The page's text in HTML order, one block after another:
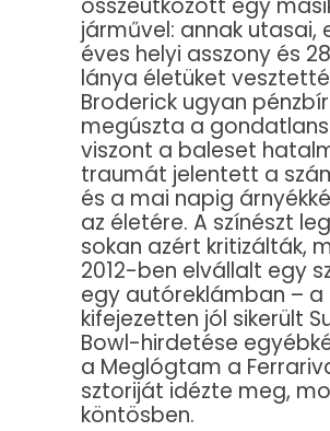
járművel: annak utasai,
éves helyi asszony és
lánya életüket
Broderick ugyan
megúszta a
viszont a baleset
traumát jelentett a
és a mai napig
az életére. A színészt
sokan azért kritizálták,
2012-ben elvállalt egy
egy autóreklámban – a
kifejezetten jól sikerült
Bowl-hirdetése
a Meglógtam a
sztoriját idézte meg,
köntösben.